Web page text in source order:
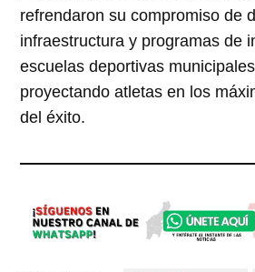
refrendaron su compromiso de
infraestructura y programas de
escuelas deportivas
proyectando atletas en los
del éxito.